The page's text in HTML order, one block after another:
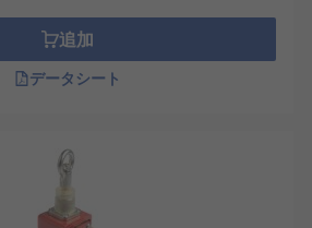
追加
データシート